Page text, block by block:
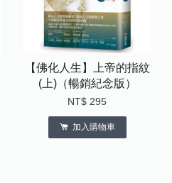
【佛化人生】上帝的指紋
(上)（暢銷紀念版）
NT$ 295
加入購物車